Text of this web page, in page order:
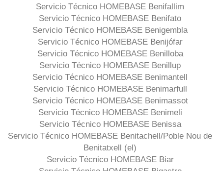
Servicio Técnico HOMEBASE Benifallim
Servicio Técnico HOMEBASE Benifato
Servicio Técnico HOMEBASE Benigembla
Servicio Técnico HOMEBASE Benijófar
Servicio Técnico HOMEBASE Benilloba
Servicio Técnico HOMEBASE Benillup
Servicio Técnico HOMEBASE Benimantell
Servicio Técnico HOMEBASE Benimarfull
Servicio Técnico HOMEBASE Benimassot
Servicio Técnico HOMEBASE Benimeli
Servicio Técnico HOMEBASE Benissa
Servicio Técnico HOMEBASE Benitachell/Poble Nou de
Benitatxell (el)
Servicio Técnico HOMEBASE Biar